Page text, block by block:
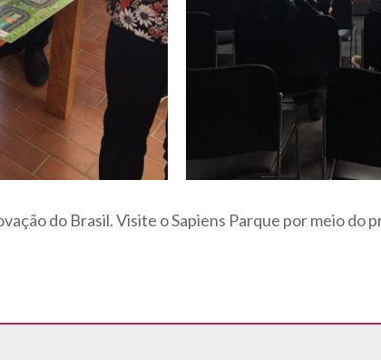
do Brasil. Visite o Sapiens Parque por meio do